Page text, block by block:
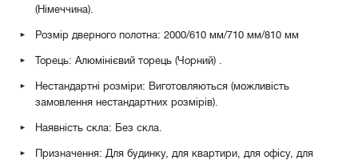
(Німеччина).
Розмір дверного полотна: 2000/610 мм/710 мм/810 мм
Торець: Алюмінієвий торець (Чорний)
Нестандартні розміри: Виготовляються (можливість
замовлення нестандартних розмірів).
Наявність скла: Без скла.
Призначення: Для будинку, для квартири, для офісу, для